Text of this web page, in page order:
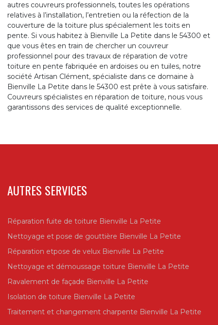
autres couvreurs professionnels, toutes les opérations
relatives à l’installation, l’entretien ou la réfection de la
couverture de la toiture plus spécialement les toits en
pente. Si vous habitez à Bienville La Petite dans le 54300 et
que vous êtes en train de chercher un couvreur
professionnel pour des travaux de réparation de votre
toiture en pente fabriquée en ardoises ou en tuiles, notre
société Artisan Clément, spécialiste dans ce domaine à
Bienville La Petite dans le 54300 est prête à vous satisfaire.
Couvreurs spécialistes en réparation de toiture, nous vous
garantissons des services de qualité exceptionnelle.
AUTRES SERVICES
Réparation fuite de toiture Bienville La Petite
Nettoyage et pose de gouttière Bienville La Petite
Réparation etpose de velux Bienville La Petite
Nettoyage et démoussage toiture Bienville La Petite
Ravalement de façade Bienville La Petite
Isolation de toiture Bienville La Petite
Traitement et changement charpente Bienville La Petite